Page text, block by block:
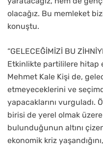
olacağız. Bu memleket
konuştu.
“GELECEĞİMİZİ BU
Etkinlikte partililere hitap
Mehmet Kale Kişi de,
etmeyeceklerini ve
yapacaklarını vurguladı.
birisi de yerel olmak
bulunduğunun altını
ekonomik kriz